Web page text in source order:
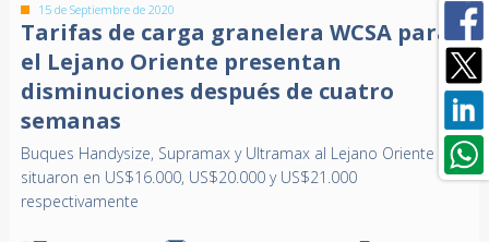
15 de Septiembre de 2020
Tarifas de carga granelera WCSA para
el Lejano Oriente presentan
disminuciones después de cuatro
semanas
Buques Handysize, Supramax y Ultramax al Lejano Oriente se
situaron en US$16.000, US$20.000 y US$21.000
respectivamente